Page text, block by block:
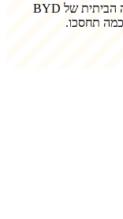
הביתית של BYD